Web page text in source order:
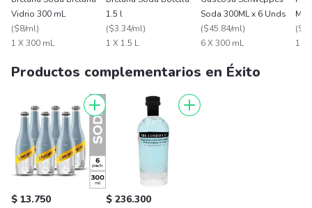
Vidrio 300 mL
($8/ml)
1 X 300 mL
1.5 l
($3.34/ml)
1 X 1.5 L
Soda 300ML x 6 Unds
($45.84/ml)
6 X 300 mL
(
1 X
Productos complementarios en Éxito
$ 13.750 $ 236.300